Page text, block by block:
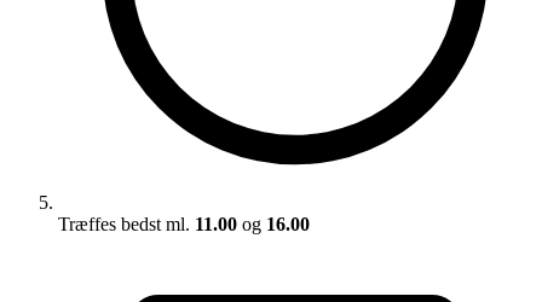
Træffes bedst ml. 11.00 og 16.00